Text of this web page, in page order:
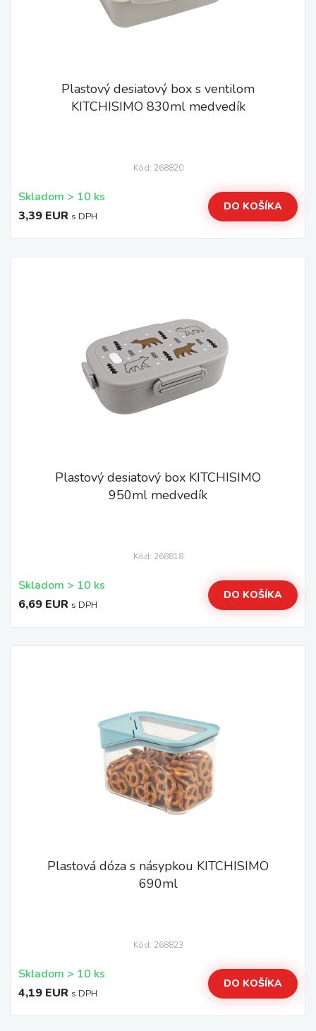
Plastový desiatový box s ventilom
KITCHISIMO 830ml medvedík
Kód: 268820
Skladom > 10 ks
3,39 EUR s DPH
DO KOŠÍKA
Plastový desiatový box KITCHISIMO
950ml medvedík
Kód: 268818
Skladom > 10 ks
6,69 EUR s DPH
DO KOŠÍKA
Plastová dóza s násypkou KITCHISIMO
690ml
Kód: 268823
Skladom > 10 ks
4,19 EUR s DPH
DO KOŠÍKA